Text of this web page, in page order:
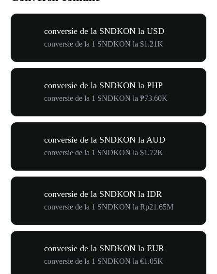
conversie de la SNDKON la USD
conversie de la 1 SNDKON la $1.21K
conversie de la SNDKON la PHP
conversie de la 1 SNDKON la ₱73.60K
conversie de la SNDKON la AUD
conversie de la 1 SNDKON la $1.72K
conversie de la SNDKON la IDR
conversie de la 1 SNDKON la Rp21.65M
conversie de la SNDKON la EUR
conversie de la 1 SNDKON la €1.05K